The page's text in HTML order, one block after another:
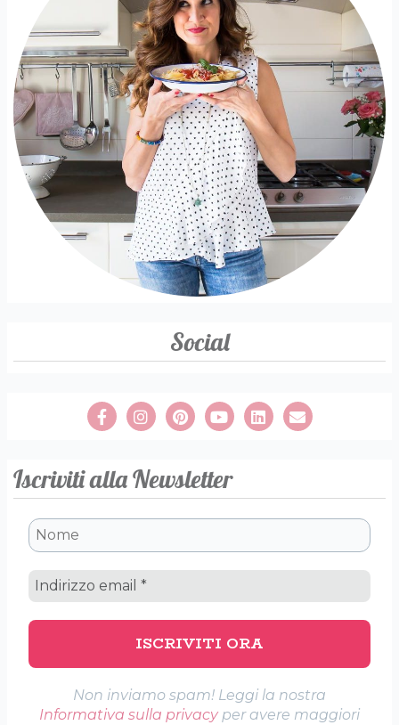
Social
Iscriviti alla Newsletter
Non inviamo spam! Leggi la nostra
Informativa sulla privacyper avere maggiori